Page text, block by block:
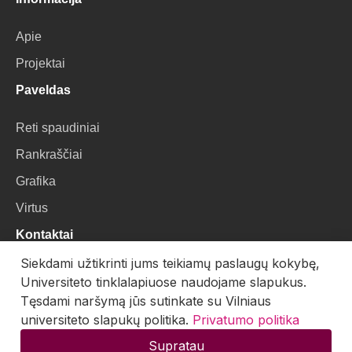
Apie
Projektai
Paveldas
Reti spaudiniai
Rankraščiai
Grafika
Virtus
Kontaktai
VU Biblioteka
Universiteto g. 3, LT-01122, Vilnius
El. paštas:skaitmenines.kolekcijos@mb.vu.lt
Siekdami užtikrinti jums teikiamų paslaugų kokybę,
Universiteto tinklalapiuose naudojame slapukus.
Tęsdami naršymą jūs sutinkate su Vilniaus
universiteto slapukų politika. Privatumo politika
Supratau